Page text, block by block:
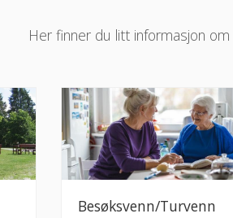
Her finner du litt informasjon
Besøksvenn/Turvenn